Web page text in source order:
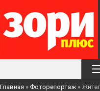
Главная » Фоторепортаж »